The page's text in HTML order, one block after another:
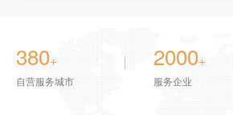
380+
自营服务城市
2000+
服务企业